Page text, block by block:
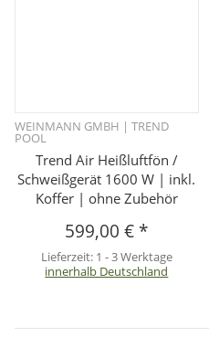
WEINMANN GMBH | TREND
POOL
Trend Air Heißluftfön /
Schweißgerät 1600 W | inkl.
Koffer | ohne Zubehör
599,00 € *
Lieferzeit: 1 - 3 Werktage
innerhalb Deutschland